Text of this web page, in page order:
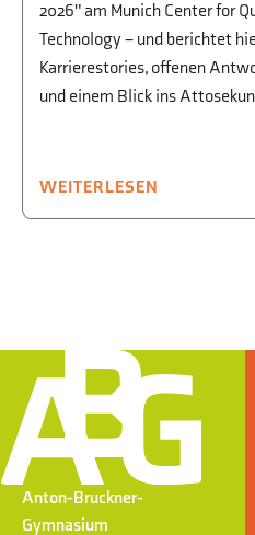
2026" am Munich Center for
Technology – und berichtet
Karrierestories, offenen
und einem Blick ins
WEITERLESEN
Anton-Bruckner-
Gymnasium